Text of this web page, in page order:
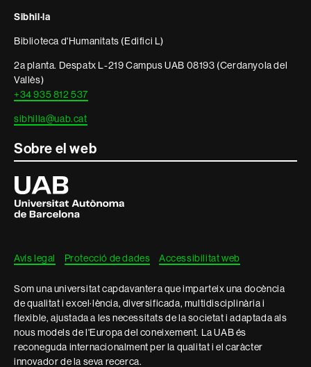
informació
legal
Sibhil·la
Biblioteca d'Humanitats (Edifici L)
2a planta. Despatx L-219 Campus UAB 08193 (Cerdanyola del
Vallès)
+34 935 812 537
sibhilla@uab.cat
Sobre el web
Universitat
Autònoma
de
Barcelona
Avís legal Protecció de dades Accessibilitat web
Som una universitat capdavantera que imparteix una docència
de qualitat i excel·lència, diversificada, multidisciplinària i
flexible, ajustada a les necessitats de la societat i adaptada als
nous models de l'Europa del coneixement. La UAB és
reconeguda internacionalment per la qualitat i el caràcter
innovador de la seva recerca.